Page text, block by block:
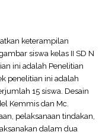
keterampilan
siswa kelas II SD N
ini adalah Penelitian
penelitian ini adalah
15 siswa. Desain
Kemmis dan Mc.
pelaksanaan tindakan,
dalam dua